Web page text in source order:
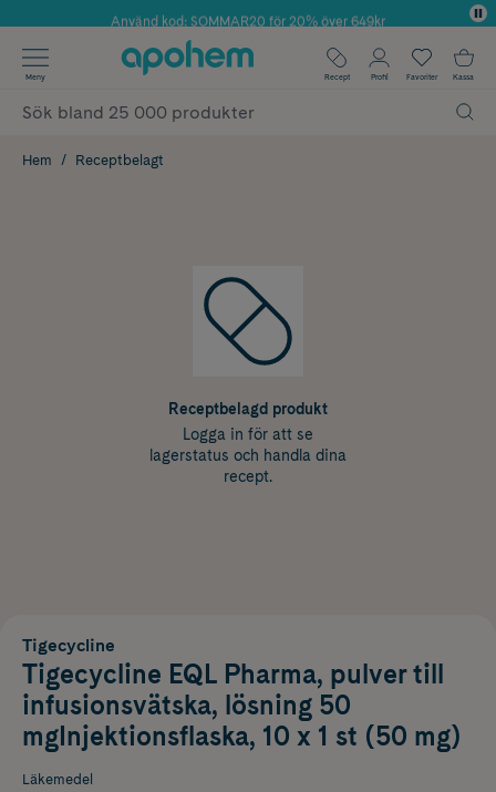
Använd kod: SOMMAR20 för 20% över 649kr
✓ Fri frakt
✓ Poäng på alla köp*
Meny Recept Profil Favoriter Kassa
Hem Receptbelagt
Receptbelagd produkt
Logga in för att se
lagerstatus och handla dina
recept.
Tigecycline
Tigecycline EQL Pharma, pulver till
infusionsvätska, lösning 50
mgInjektionsflaska, 10 x 1 st (50 mg)
Läkemedel